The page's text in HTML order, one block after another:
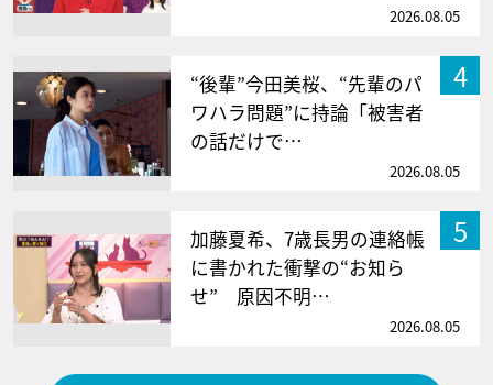
2026.08.05
4
“後輩”今田美桜、“先輩のパ
ワハラ問題”に持論「被害者
の話だけで…
2026.08.05
5
加藤夏希、7歳長男の連絡帳
に書かれた衝撃の“お知ら
せ” 原因不明…
2026.08.05